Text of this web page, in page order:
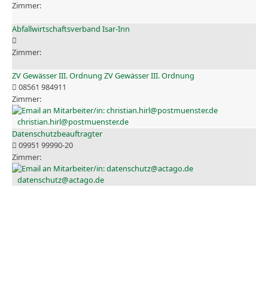
Abfallwirtschaftsverband Isar-Inn
ZV Gewässer III. Ordnung ZV Gewässer III. Ordnung
08561 984911
christian.hirl@postmuenster.de
Datenschutzbeauftragter
09951 99990-20
datenschutz@actago.de